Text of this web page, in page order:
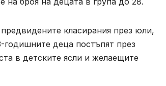
класирания през юли,
деца постъпят през
в детските ясли и желаещите